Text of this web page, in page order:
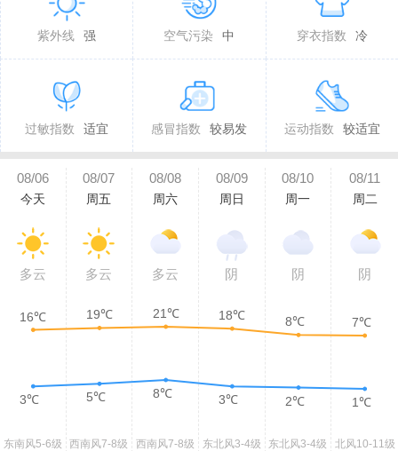
紫外线 强 空气污染 中 穿衣指数 冷
过敏指数 适宜 感冒指数 较易发 运动指数 较适宜
08/06
今天
多云
东南风5-6级
08/07
周五
多云
西南风7-8级
08/08
周六
多云
西南风7-8级
08/09
周日
阴
东北风3-4级
08/10
周一
阴
东北风3-4级
08/11
周二
阴
北风10-11级
16℃ 19℃ 21℃ 18℃ 8℃ 7℃
3℃ 5℃ 8℃ 3℃ 2℃ 1℃